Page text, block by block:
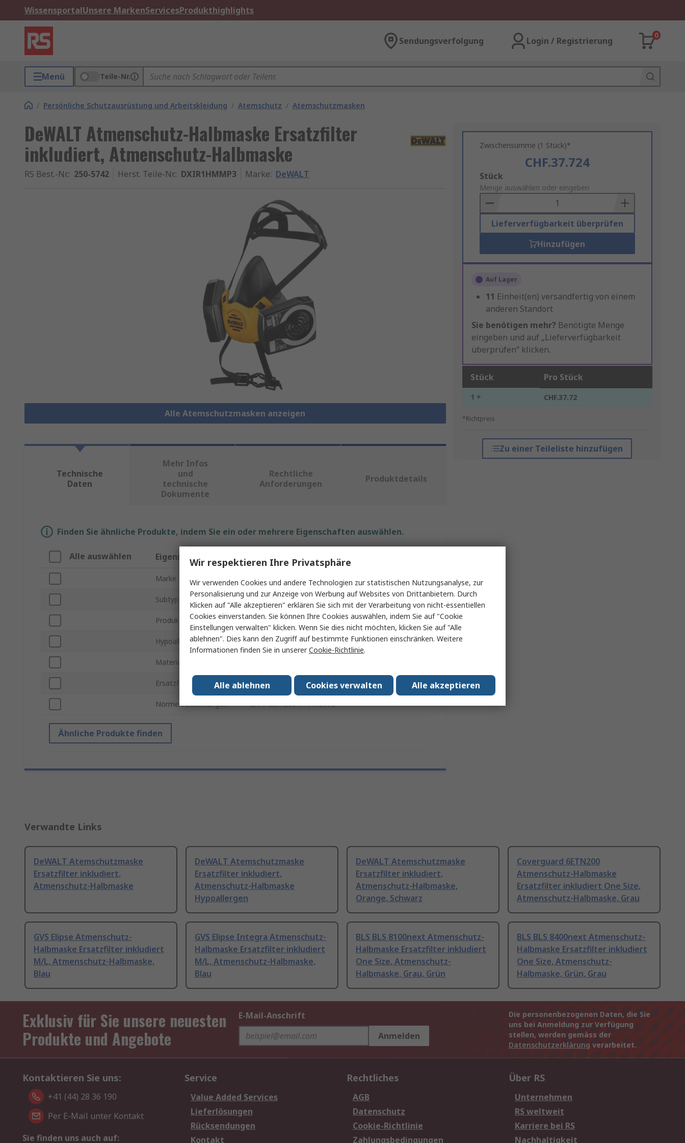
WissensportalUnsere MarkenServicesProdukthighlights
Sendungsverfolgung Login / Registrierung
0
Menü Teile-Nr.
/ Persönliche Schutzausrüstung und Arbeitskleidung / Atemschutz / Atemschutzmasken
DeWALT Atmenschutz-Halbmaske Ersatzfilter
inkludiert, Atmenschutz-Halbmaske
RS Best.-Nr.: 250-5742 Herst. Teile-Nr.: DXIR1HMMP3 Marke: DeWALT
Alle Atemschutzmasken anzeigen
Zwischensumme (1 Stück)*
CHF.37.724
Add
to
Basket
Stück
Menge auswählen oder eingeben
Lieferverfügbarkeit überprüfen
Hinzufügen
Auf Lager
11 Einheit(en) versandfertig von einem
anderen Standort
Sie benötigen mehr? Benötigte Menge
eingeben und auf „Lieferverfügbarkeit
überprüfen“ klicken.
Stück Pro Stück
1 + CHF.37.72
*Richtpreis
Zu einer Teileliste hinzufügen
Technische
Daten
Mehr Infos
und
technische
Dokumente
Rechtliche
Anforderungen
Produktdetails
Finden Sie ähnliche Produkte, indem Sie ein oder mehrere Eigenschaften auswählen.
Alle auswählen Eigenschaft Wert
Marke DeWALT
Subtyp Atmenschutz-Halbmaske
Produkt Typ Atmenschutz-Halbmaske
Hypoallergen Nein
Material
Ersatzfilter inkludiert Ja
Normen/Zulassungen EN 14387:2004 + A1:2008
Ähnliche Produkte finden
Verwandte Links
DeWALT Atemschutzmaske
Ersatzfilter inkludiert,
Atmenschutz-Halbmaske
DeWALT Atemschutzmaske
Ersatzfilter inkludiert,
Atmenschutz-Halbmaske
Hypoallergen
DeWALT Atemschutzmaske
Ersatzfilter inkludiert,
Atmenschutz-Halbmaske,
Orange, Schwarz
Coverguard 6ETN200
Atmenschutz-Halbmaske
Ersatzfilter inkludiert One Size,
Atmenschutz-Halbmaske, Grau
GVS Elipse Atmenschutz-
Halbmaske Ersatzfilter inkludiert
M/L, Atmenschutz-Halbmaske,
Blau
GVS Elipse Integra Atmenschutz-
Halbmaske Ersatzfilter inkludiert
M/L, Atmenschutz-Halbmaske,
Blau
BLS BLS 8100next Atmenschutz-
Halbmaske Ersatzfilter inkludiert
One Size, Atmenschutz-
Halbmaske, Grau, Grün
BLS BLS 8400next Atmenschutz-
Halbmaske Ersatzfilter inkludiert
One Size, Atmenschutz-
Halbmaske, Grün, Grau
Exklusiv für Sie unsere neuesten
Produkte und Angebote
E-Mail-Anschrift
Anmelden
Die personenbezogenen Daten, die Sie
uns bei Anmeldung zur Verfügung
stellen, werden gemäss der
Datenschutzerklärung verarbeitet.
Kontaktieren Sie uns:
+41 (44) 28 36 190
Per E-Mail unter Kontakt
Sie finden uns auch auf:
Service
Value Added Services
Lieferlösungen
Rücksendungen
Kontakt
Rechtliches
AGB
Datenschutz
Cookie-Richtlinie
Zahlungsbedingungen
Über RS
Unternehmen
RS weltweit
Karriere bei RS
Nachhaltigkeit
Wir respektieren Ihre Privatsphäre
Wir verwenden Cookies und andere Technologien zur statistischen Nutzungsanalyse, zur
Personalisierung und zur Anzeige von Werbung auf Websites von Drittanbietern. Durch
Klicken auf "Alle akzeptieren" erklären Sie sich mit der Verarbeitung von nicht-essentiellen
Cookies einverstanden. Sie können Ihre Cookies auswählen, indem Sie auf "Cookie
Einstellungen verwalten" klicken. Wenn Sie dies nicht möchten, klicken Sie auf "Alle
ablehnen". Dies kann den Zugriff auf bestimmte Funktionen einschränken. Weitere
Informationen finden Sie in unsererCookie-Richtlinie.
Alle akzeptieren
Cookies verwalten
Alle ablehnen